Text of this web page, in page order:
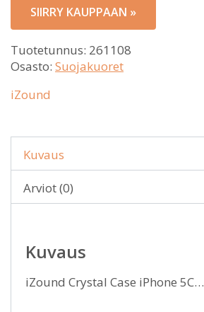
SIIRRY KAUPPAAN »
Tuotetunnus: 261108
Osasto: Suojakuoret
iZound
Kuvaus
Arviot (0)
Kuvaus
iZound Crystal Case iPhone 5C…